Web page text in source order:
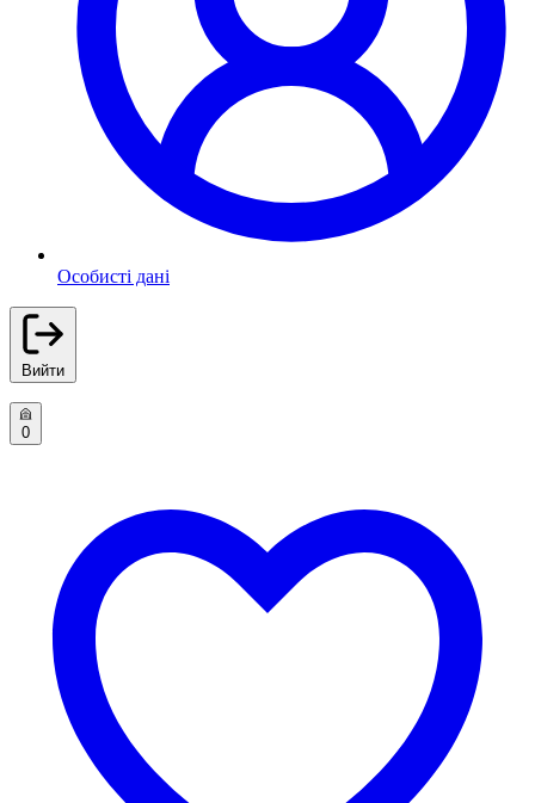
Особисті дані
Вийти
0